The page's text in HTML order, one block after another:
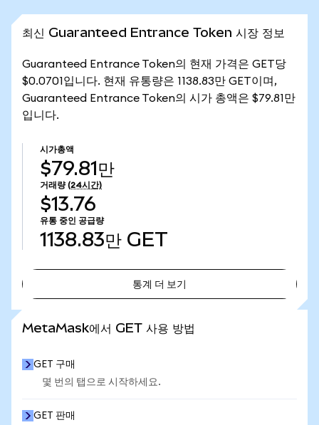
최신 Guaranteed Entrance Token 시장 정보
Guaranteed Entrance Token의 현재 가격은 GET당
$0.0701입니다. 현재 유통량은 1138.83만 GET이며,
Guaranteed Entrance Token의 시가 총액은 $79.81만
입니다.
시가총액
$79.81만
거래량 (24시간)
$13.76
유통 중인 공급량
1138.83만 GET
통계 더 보기
MetaMask에서 GET 사용 방법
GET 구매
몇 번의 탭으로 시작하세요.
GET 판매